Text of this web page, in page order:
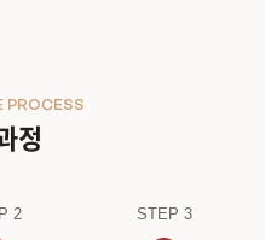
정
PROCESS
2 STEP 3